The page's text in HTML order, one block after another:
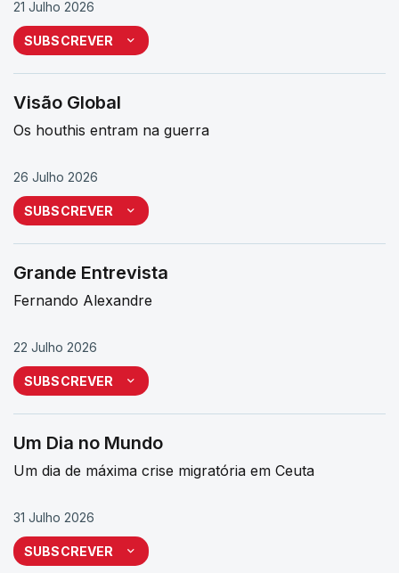
21 Julho 2026
SUBSCREVER
Visão Global
Os houthis entram na guerra
26 Julho 2026
SUBSCREVER
Grande Entrevista
Fernando Alexandre
22 Julho 2026
SUBSCREVER
Um Dia no Mundo
Um dia de máxima crise migratória em Ceuta
31 Julho 2026
SUBSCREVER